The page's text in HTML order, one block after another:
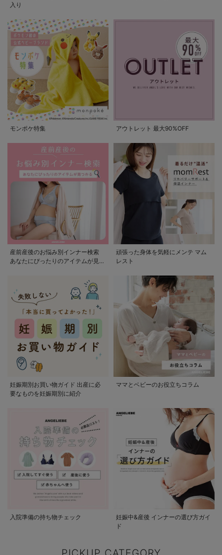
入り
モンポケ特集 アウトレット 最大90%OFF
産前産後のお悩み別インナー検索
あなたにぴったりのアイテムが見つ
頑張った身体を気軽にメンテ マム
レスト
妊娠期別お買い物ガイド 出産に必
要なものを妊娠期別に紹介
ママとベビーのお役立ちコラム
入院準備の持ち物チェック
妊娠中&産後 インナーの選び方ガイ
ド